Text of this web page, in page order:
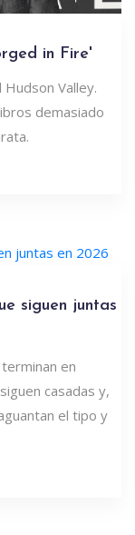
in Fire'
Valley.
demasiado
siguen juntas
en
casadas y,
el tipo y